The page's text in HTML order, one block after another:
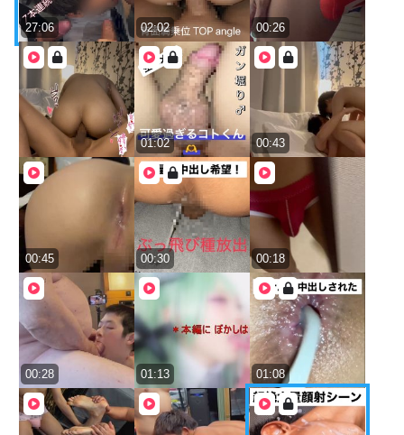
27:06 02:02 00:26
01:02 00:43
00:45 00:30 00:18
00:28 01:13 01:08